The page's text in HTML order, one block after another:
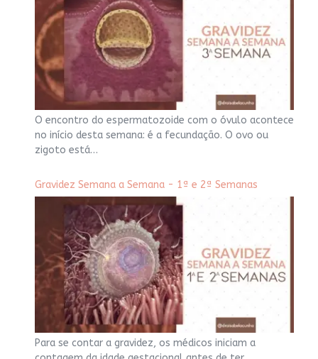
O encontro do espermatozoide com o óvulo acontece
no início desta semana: é a fecundação. O ovo ou
zigoto está…
Gravidez Semana a Semana - 1ª e 2ª Semanas
Para se contar a gravidez, os médicos iniciam a